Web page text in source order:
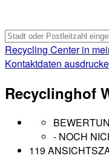
Recycling Center in
Kontaktdaten
Recyclinghof
- NOCH
119